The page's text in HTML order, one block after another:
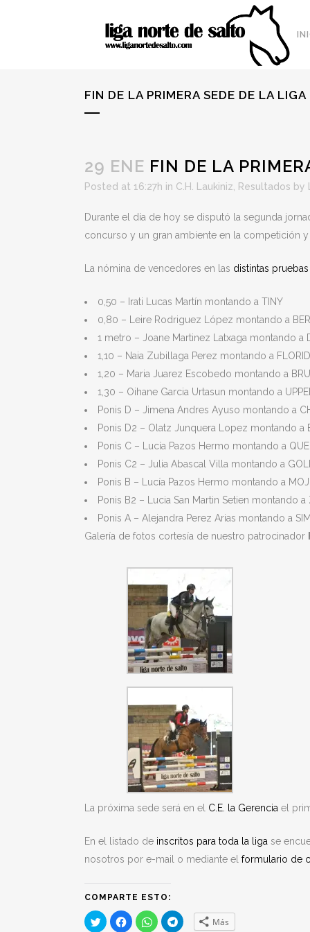
FIN DE LA PRIMERA SEDE DE LA
29 ENE FIN DE LA
Posted at 16:27h in C.H. Laukiniz Resultados by
Durante el día de hoy se disputó la segunda
concurso y un gran ambiente en la competición
La nómina de vencedores en las distintas pruebas
0,50 – Irati Lucas Martín montando a TINY
0,80 – Leire Rodriguez López montando a
1 metro – Joane Martinez Latxaga montando a
1,10 – Naia Zubillaga Perez montando a
1,20 – Maria Juarez Escobedo montando a
1,30 – Oihane Garcia Urtasun montando a
Ponis D – Jimena Andres Ayuso montando a
Ponis D2 – Olatz Junquera Lopez montando a
Ponis C – Lucía Pazos Hermo montando a
Ponis C2 – Julia Abascal Villa montando a
Ponis B – Lucía Pazos Hermo montando a
Ponis B2 – Lucia San Martin Setien montando a
Ponis A – Alejandra Perez Arias montando a
Galería de fotos cortesía de nuestro patrocinador
La próxima sede será en el C.E. la Gerencia el
En el listado de inscritos para toda la liga se
nosotros por e-mail o mediante el formulario de
COMPARTE ESTO:
Haz
clic
Haz
clic
Haz
clic
Haz
clic Más